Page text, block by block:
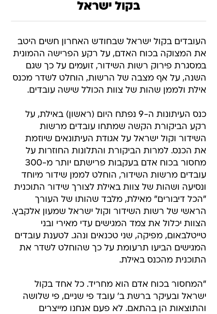
בקול ישראל
העובדים בקול ישראל שבחודש האחרון חשים היטב
את המצוקה בכוח האדם, על רקע הפרישה ההמונית
במסגרת פירוק רשות השידור, זועמים על כך שגם
השנה, על אף מצבה של הרשות, הוחלט לשדר מכנס
אילת ולממן שהות של צוות הכולל שישה עובדים.
כנס העיתונות ה-9 נפתח היום (ראשון) באילת, על
רקע הביקורת הקשה שמתחו עובדים מרשות
השידור וקול ישראל על אגודת העיתונאים שיוזמת
את הכנס. למרות הביקורת והתלונות החוזרות על
מחסור בכוח אדם בעקבות פרישתם יותר מ-300
עובדים מרשות השידור, הוחלט לממן שידור מיוחד
ונסיעה ושהות של צוות באילת לצורך שידור התוכנית
"הכל דיבורים" מאילת, מלבד שהותו של העורך
הראשי של רשות השידור וקול ישראל שמעון אלקבץ.
הצוות יכלול את צמד המגישים עדי מאירי ובני
טייטלבאום, מפיקה, שני טכנאים ונהג. לטענת עובדים
המגישים הביעו תרעומת על כך שהוחלט לשדר את
התוכנית מהכנס באילת.
"המחסור בכוח אדם הוא מחריד. כל אחד בקול
ישראל ובעיקר ברשת ב' עובד פי שניים, פי שלושה
והתוצאות הן בהתאם. לא פעם אנחנו מייצרים